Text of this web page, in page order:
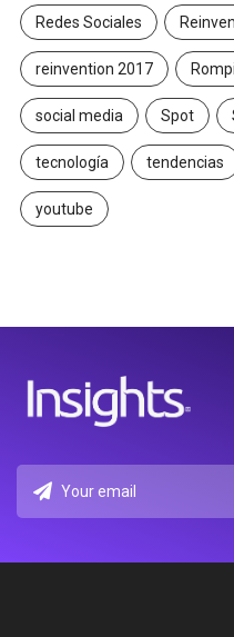
Redes Sociales
reinvention 2017
social media Spot
tecnología tendencias
youtube